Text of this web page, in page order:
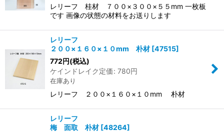
レリーフ 桂材 ７００×３００×５５mm 一枚板
です 画像の状態の材料をお送りします
レリーフ
２００×１６０×１０mm 朴材 [47515]
772円(税込)
ケインドレイク定価: 780円
在庫あり
レリーフ ２００×１６０×１０mm 朴材
レリーフ
梅 面取 朴材 [48264]